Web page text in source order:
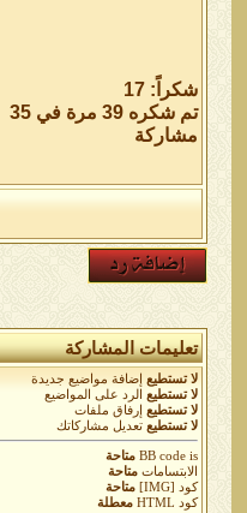
شكراً: 17
تم شكره 39 مرة في 35
مشاركة
تعليمات المشاركة
لا تستطيع
إضافة مواضيع جديدة
لا تستطيع
الرد على المواضيع
لا تستطيع
إرفاق ملفات
لا تستطيع تعديل مشاركاتك
BB codeis
متاحة
الابتسامات متاحة
كود [IMG]
متاحة
كود HTML
معطلة